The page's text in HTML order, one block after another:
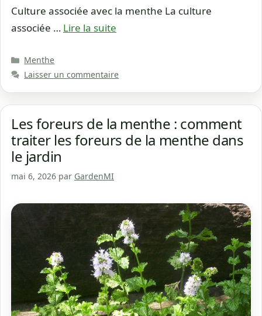
Culture associée avec la menthe La culture
associée … Lire la suite
Catégories
Menthe
Laisser un commentaire
Les foreurs de la menthe : comment
traiter les foreurs de la menthe dans
le jardin
mai 6, 2026 par GardenMI